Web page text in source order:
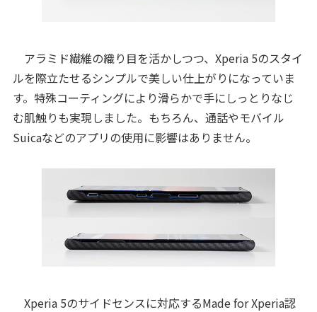
アラミド繊維の織り目を活かしつつ、Xperia 5のスタイ
ルを際立たせるシンプルで美しい仕上がりになっていま
す。特殊コーティングにより滑らかで手にしっとりなじ
む肌触りも実現しました。もちろん、通話やモバイル
Suicaなどのアプリの使用に影響はありません。
Xperia 5のサイドセンスに対応するMade for Xperia認